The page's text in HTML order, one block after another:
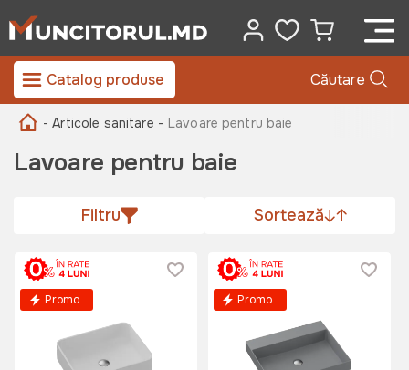
Catalog produse Căutare
- Articole sanitare - Lavoare pentru baie
Lavoare pentru baie
Filtru Sortează
Promo Promo